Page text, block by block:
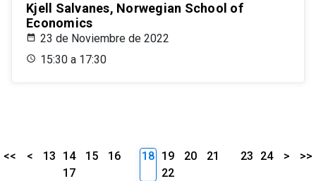
Kjell Salvanes, Norwegian School of
Economics
23 de Noviembre de 2022
15:30 a 17:30
<< < 13 14 15
16
17
18 19 20
21
22
23 24 > >>